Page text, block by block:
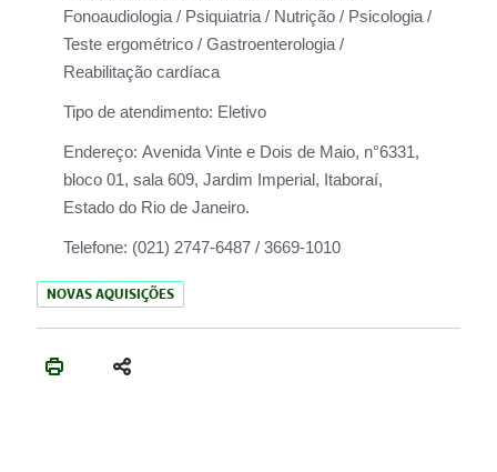
Fonoaudiologia / Psiquiatria / Nutrição / Psicologia /
Teste ergométrico / Gastroenterologia /
Reabilitação cardíaca
Tipo de atendimento: Eletivo
Endereço: Avenida Vinte e Dois de Maio, n°6331,
bloco 01, sala 609, Jardim Imperial, Itaboraí,
Estado do Rio de Janeiro.
Telefone: (021) 2747-6487 / 3669-1010
NOVAS AQUISIÇÕES